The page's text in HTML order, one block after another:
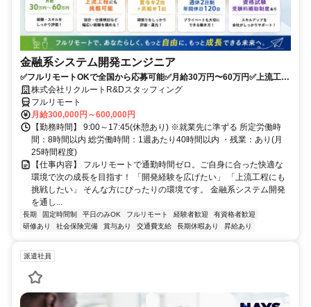
金融系システム開発エンジニア
✅フルリモートOKで全国から応募可能✅月給30万円〜60万円✅上流工程
にも挑戦可能✅夏季・年末年始休暇あり✅週休2日制、年間休日120日
株式会社リクルートR&Dスタッフィング
フルリモート
月給300,000円～600,000円
【勤務時間】 9:00～17:45(休憩あり) ※就業先に準ずる 所定労働時
間：8時間以内 総労働時間：1週あたり40時間以内 ・残業：あり(月
25時間程度)
【仕事内容】 フルリモートで通勤時間ゼロ。ご自身に合った快適な
環境で次の成長を目指す！ 「開発経験を広げたい」 「上流工程にも
挑戦したい」 そんな方にぴったりの環境です。 金融系システム開発
を通し...
長期 固定時間制 平日のみOK フルリモート 経験者歓迎
有資格者歓迎
研修あり
社会保険完備 賞与あり 交通費支給 長期休暇あり 昇給あり
派遣社員